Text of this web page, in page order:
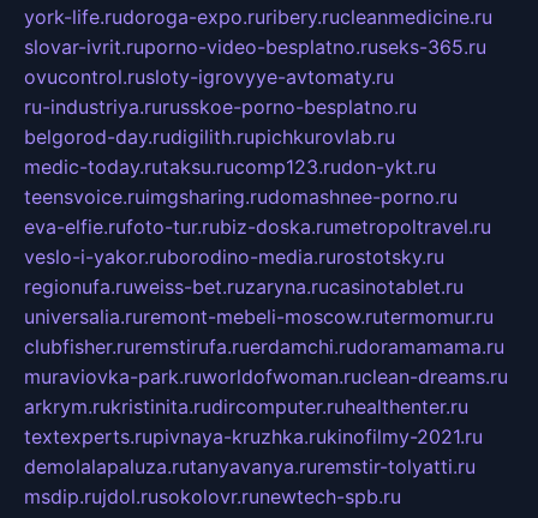
york-life.rudoroga-expo.ruribery.rucleanmedicine.ru
slovar-ivrit.ruporno-video-besplatno.ruseks-365.ru
ovucontrol.rusloty-igrovyye-avtomaty.ru
ru-industriya.rurusskoe-porno-besplatno.ru
belgorod-day.rudigilith.rupichkurovlab.ru
medic-today.rutaksu.rucomp123.rudon-ykt.ru
teensvoice.ruimgsharing.rudomashnee-porno.ru
eva-elfie.rufoto-tur.rubiz-doska.rumetropoltravel.ru
veslo-i-yakor.ruborodino-media.rurostotsky.ru
regionufa.ruweiss-bet.ruzaryna.rucasinotablet.ru
universalia.ruremont-mebeli-moscow.rutermomur.ru
clubfisher.ruremstirufa.ruerdamchi.rudoramamama.ru
muraviovka-park.ruworldofwoman.ruclean-dreams.ru
arkrym.rukristinita.rudircomputer.ruhealthenter.ru
textexperts.rupivnaya-kruzhka.rukinofilmy-2021.ru
demolalapaluza.rutanyavanya.ruremstir-tolyatti.ru
msdip.rujdol.rusokolovr.runewtech-spb.ru